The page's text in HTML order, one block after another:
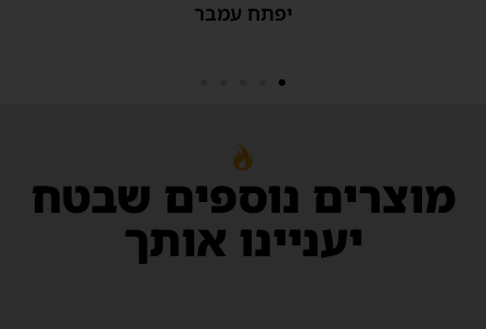
מוצרים נוספים שבטח
יעניינו אותך